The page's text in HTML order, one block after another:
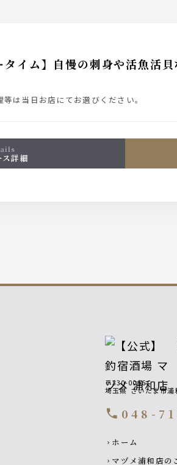
タイム】自慢の刺身や活魚活
は当日お店にてお選びください。
ス詳細
〒330-0056
埼玉県 さいたま市
call 048-
Footer
chevron_right ホーム
chevron_right マヅメ浦和店